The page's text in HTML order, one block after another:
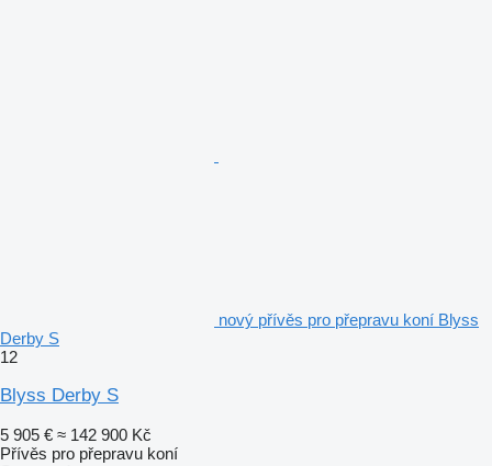
nový přívěs pro přepravu koní Blyss
Derby S
12
Blyss Derby S
5 905 € ≈ 142 900 Kč
Přívěs pro přepravu koní